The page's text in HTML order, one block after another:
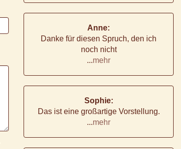
Anne:
Danke für diesen Spruch, den ich
noch nicht
...mehr
Sophie:
Das ist eine großartige Vorstellung.
...mehr